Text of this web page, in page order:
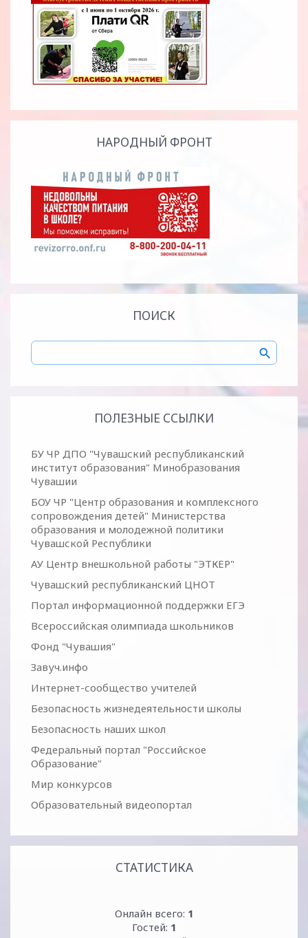
НАРОДНЫЙ ФРОНТ
ПОИСК
ПОЛЕЗНЫЕ ССЫЛКИ
БУ ЧР ДПО "Чувашский республиканский
институт образования" Минобразования
Чувашии
БОУ ЧР "Центр образования и комплексного
сопровождения детей" Министерства
образования и молодежной политики
Чувашской Республики
АУ Центр внешкольной работы "ЭТКЕР"
Чувашский республиканский ЦНОТ
Портал информационной поддержки ЕГЭ
Всероссийская олимпиада школьников
Фонд "Чувашия"
Завуч.инфо
Интернет-сообщество учителей
Безопасность жизнедеятельности школы
Безопасность наших школ
Федеральный портал "Российское
Образование"
Мир конкурсов
Образовательный видеопортал
СТАТИСТИКА
Онлайн всего: 1
Гостей: 1